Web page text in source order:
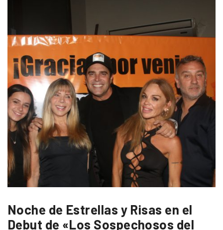
Noche de Estrellas y Risas en el
Debut de «Los Sospechosos del